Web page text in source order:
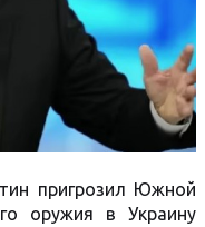
пригрозил Южной
оружия в Украину